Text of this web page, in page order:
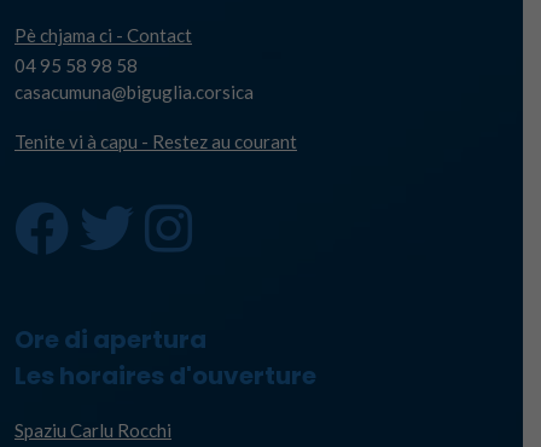
Pè chjama ci - Contact
04 95 58 98 58
casacumuna@biguglia.corsica
Tenite vi à capu - Restez au courant
Ore di apertura
Les horaires d'ouverture
Spaziu Carlu Rocchi